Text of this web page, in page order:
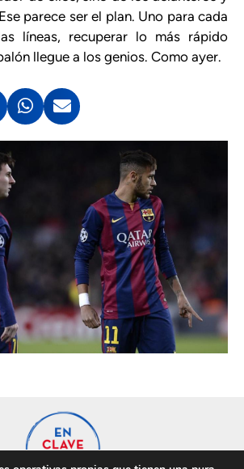
parece ser el plan. Uno para cada
líneas, recuperar lo más rápido
llegue a los genios. Como ayer.